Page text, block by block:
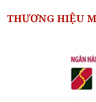
THƯƠNG HIỆU